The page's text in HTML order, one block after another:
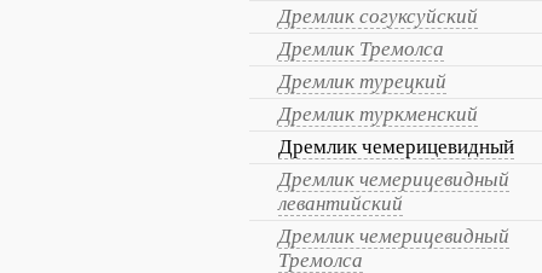
Дремлик согуксуйский
Дремлик Тремолса
Дремлик турецкий
Дремлик туркменский
Дремлик чемерицевидный
Дремлик чемерицевидный
левантийский
Дремлик чемерицевидный
Тремолса